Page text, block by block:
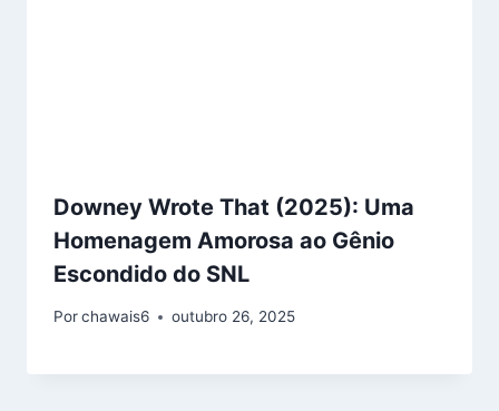
Downey Wrote That (2025): Uma
Homenagem Amorosa ao Gênio
Escondido do SNL
Porchawais6 outubro 26, 2025